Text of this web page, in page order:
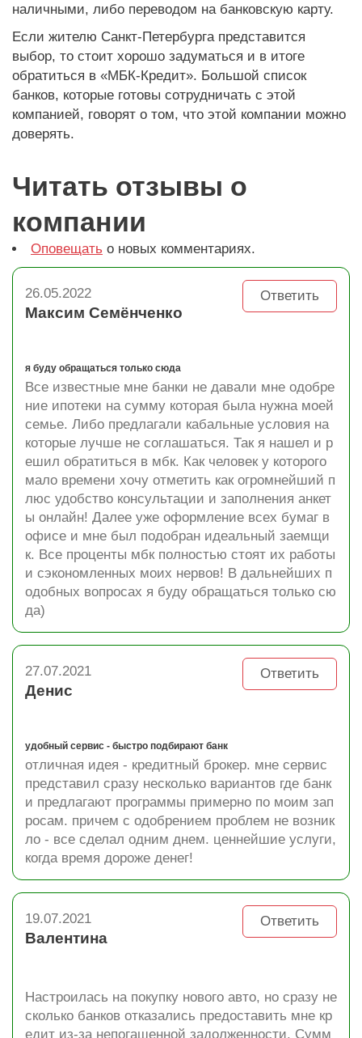
наличными, либо переводом на банковскую карту.
Если жителю Санкт-Петербурга представится
выбор, то стоит хорошо задуматься и в итоге
обратиться в «МБК-Кредит». Большой список
банков, которые готовы сотрудничать с этой
компанией, говорят о том, что этой компании можно
доверять.
Читать отзывы о
компании
Оповещать о новых комментариях.
Ответить
26.05.2022
Максим Семёнченко
я буду обращаться только сюда
Все известные мне банки не давали мне одобре
ние ипотеки на сумму которая была нужна моей
семье. Либо предлагали кабальные условия на
которые лучше не соглашаться. Так я нашел и р
ешил обратиться в мбк. Как человек у которого
мало времени хочу отметить как огромнейший п
люс удобство консультации и заполнения анкет
ы онлайн! Далее уже оформление всех бумаг в
офисе и мне был подобран идеальный заемщи
к. Все проценты мбк полностью стоят их работы
и сэкономленных моих нервов! В дальнейших п
одобных вопросах я буду обращаться только сю
да)
Ответить
27.07.2021
Денис
удобный сервис - быстро подбирают банк
отличная идея - кредитный брокер. мне сервис
представил сразу несколько вариантов где банк
и предлагают программы примерно по моим зап
росам. причем с одобрением проблем не возник
ло - все сделал одним днем. ценнейшие услуги,
когда время дороже денег!
Ответить
19.07.2021
Валентина
Настроилась на покупку нового авто, но сразу не
сколько банков отказались предоставить мне кр
едит из-за непогашенной задолженности. Сумм